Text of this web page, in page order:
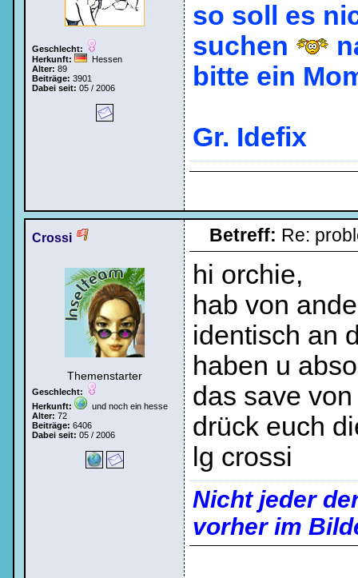
Geschlecht:
Herkunft:
Hessen
Alter: 89
Beiträge: 3901
Dabei seit: 05 / 2006
so soll es
suchen
bitte ein
Gr. Idefix
Crossi
Themenstarter
Geschlecht:
Herkunft:
und noch ein hesse
Alter: 72
Beiträge: 6406
Dabei seit: 05 / 2006
Betreff: Re:
hi orchie,
hab von
identisch an
haben u
das save
drück euch
lg crossi
Nicht jeder
vorher im